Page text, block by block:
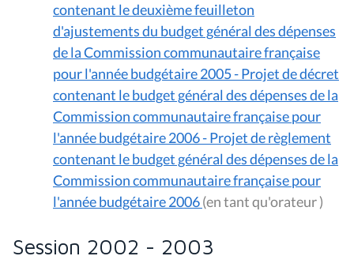
contenant le deuxième feuilleton
d'ajustements du budget général des dépenses
de la Commission communautaire française
pour l'année budgétaire 2005 - Projet de décret
contenant le budget général des dépenses de la
Commission communautaire française pour
l'année budgétaire 2006 - Projet de règlement
contenant le budget général des dépenses de la
Commission communautaire française pour
l'année budgétaire 2006
(en tant qu'orateur )
Session 2002 - 2003